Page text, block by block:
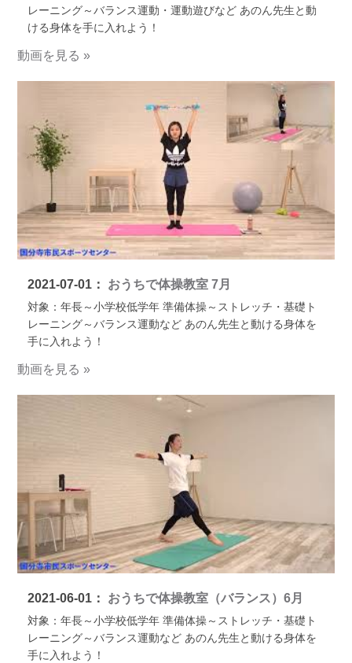
レーニング～バランス運動・運動遊びなど あのん先生と動
ける身体を手に入れよう！
動画を見る »
2021-07-01： おうちで体操教室 7月
対象：年長～小学校低学年 準備体操～ストレッチ・基礎ト
レーニング～バランス運動など あのん先生と動ける身体を
手に入れよう！
動画を見る »
2021-06-01： おうちで体操教室（バランス）6月
対象：年長～小学校低学年 準備体操～ストレッチ・基礎ト
レーニング～バランス運動など あのん先生と動ける身体を
手に入れよう！